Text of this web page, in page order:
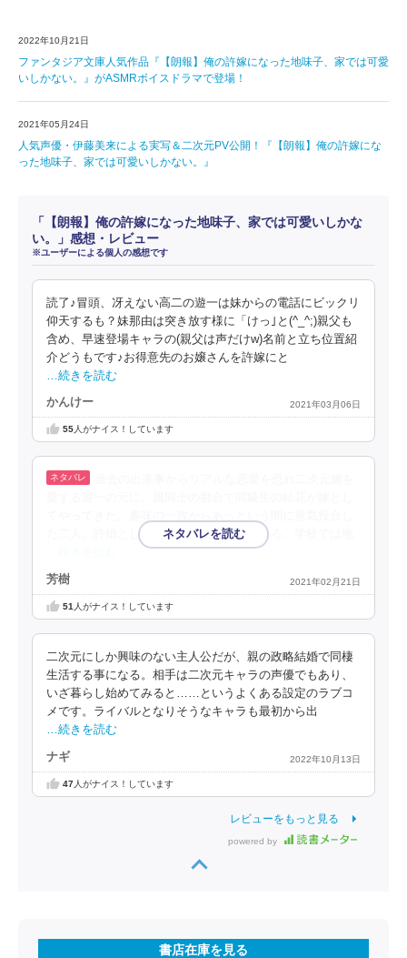
2022年10月21日
ファンタジア文庫人気作品『【朗報】俺の許嫁になった地味子、家では可愛
いしかない。』がASMRボイスドラマで登場！
2021年05月24日
人気声優・伊藤美来による実写＆二次元PV公開！『【朗報】俺の許嫁にな
った地味子、家では可愛いしかない。』
「【朗報】俺の許嫁になった地味子、家では可愛いしかな
い。」感想・レビュー
※ユーザーによる個人の感想です
読了♪冒頭、冴えない高二の遊一は妹からの電話にビックリ
仰天するも？妹那由は突き放す様に「けっ｣と(^_^;)親父も
含め、早速登場キャラの(親父は声だけw)名前と立ち位置紹
介どうもです♪お得意先のお嬢さんを許嫁にと
…続きを読む
かんけー 2021年03月06日
55人がナイス！しています
た二人。許婚として同棲生活を始めたところ、学校では地
芳樹 2021年02月21日
51 人がナイス！しています
二次元にしか興味のない主人公だが、親の政略結婚で同棲
生活する事になる。相手は二次元キャラの声優でもあり、
いざ暮らし始めてみると……というよくある設定のラブコ
メです。ライバルとなりそうなキャラも最初から出
…続きを読む
ナギ 2022年10月13日
47人がナイス！しています
レビューをもっと見る
powered by
書店在庫を見る